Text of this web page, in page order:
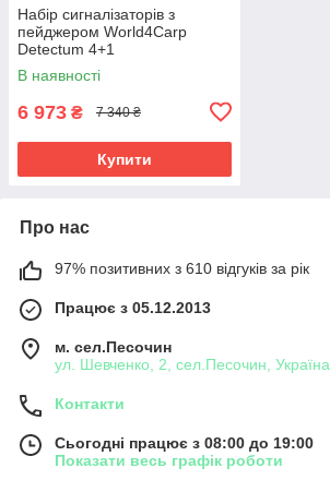
Набір сигналізаторів з
пейджером World4Carp
Detectum 4+1
В наявності
6 973 ₴ 7 340 ₴
Купити
Про нас
97% позитивних з 610 відгуків за рік
Працює з 05.12.2013
м. сел.Песочин
ул. Шевченко, 2, сел.Песочин, Україна
Контакти
Сьогодні працює з 08:00 до 19:00
Показати весь графік роботи